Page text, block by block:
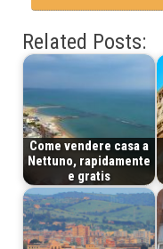
Related Posts:
Come vendere casa a
Nettuno, rapidamente
e gratis